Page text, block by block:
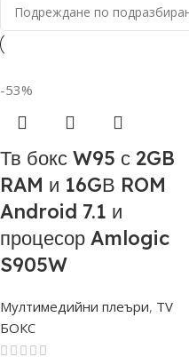
-53%
Тв бокс W95 с 2GB
RAM и 16GВ ROM
Android 7.1 и
процесор Amlogic
S905W
Мултимедийни плеъри, TV
БОКС